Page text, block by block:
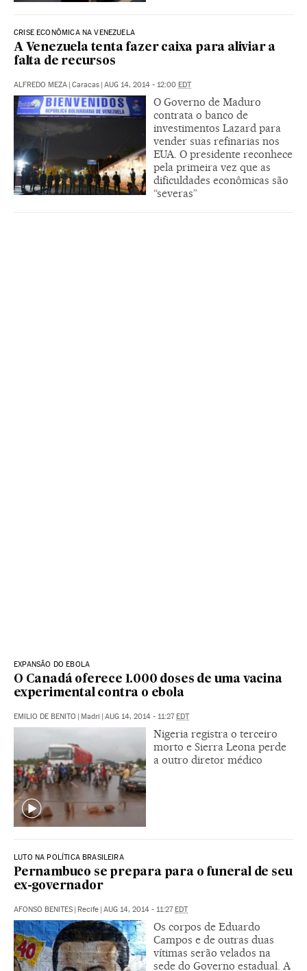
CRISE ECONÔMICA NA VENEZUELA
A Venezuela tenta fazer caixa para aliviar a
falta de recursos
ALFREDO MEZA | Caracas | AUG 14, 2014 - 12:00 EDT
O Governo de Maduro
contrata o banco de
investimentos Lazard para
vender suas refinarias nos
EUA. O presidente reconhece
pela primeira vez que as
dificuldades econômicas são
“severas”
EXPANSÃO DO EBOLA
O Canadá oferece 1.000 doses de uma vacina
experimental contra o ebola
EMILIO DE BENITO | Madri | AUG 14, 2014 - 11:27EDT
Nigeria registra o terceiro
morto e Sierra Leona perde
a outro diretor médico
LUTO NA POLÍTICA BRASILEIRA
Pernambuco se prepara para o funeral de seu
ex-governador
AFONSO BENITES | Recife | AUG 14, 2014 - 11:27EDT
Os corpos de Eduardo
Campos e de outras duas
vítimas serão velados na
sede do Governo estadual. A